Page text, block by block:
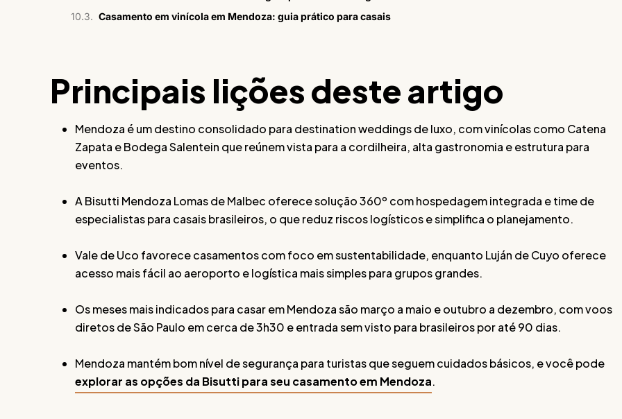
Casamento em vinícola em Mendoza: guia prático para casais
Principais lições deste artigo
Mendoza é um destino consolidado para destination weddings de luxo, com vinícolas como Catena
Zapata e Bodega Salentein que reúnem vista para a cordilheira, alta gastronomia e estrutura para
eventos.
A Bisutti Mendoza Lomas de Malbec oferece solução 360º com hospedagem integrada e time de
especialistas para casais brasileiros, o que reduz riscos logísticos e simplifica o planejamento.
Vale de Uco favorece casamentos com foco em sustentabilidade, enquanto Luján de Cuyo oferece
acesso mais fácil ao aeroporto e logística mais simples para grupos grandes.
Os meses mais indicados para casar em Mendoza são março a maio e outubro a dezembro, com voos
diretos de São Paulo em cerca de 3h30 e entrada sem visto para brasileiros por até 90 dias.
Mendoza mantém bom nível de segurança para turistas que seguem cuidados básicos, e você pode
explorar as opções da Bisutti para seu casamento em Mendoza.